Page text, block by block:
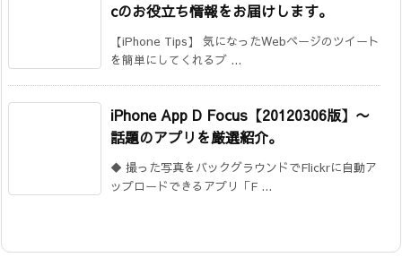
cのお役立ち情報をお届けします。
【iPhone Tips】 気になったWebページのツイート
を簡単にしてくれるブ ...
iPhone App D Focus【20120306版】〜
話題のアプリを厳選紹介。
◆ 撮った写真をバックグラウンドでFlickrに自動ア
ップロードできるアプリ「F ...